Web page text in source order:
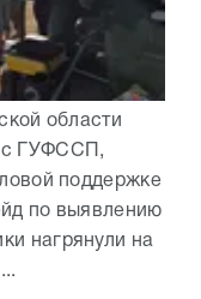
области
с ГУФССП,
поддержке
по выявлению
нагрянули на